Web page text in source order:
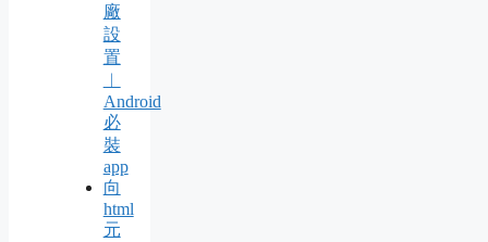
廠
設
置
Android
必
裝
app
向
html
元